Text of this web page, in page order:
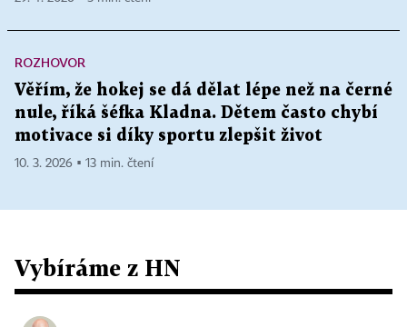
ROZHOVOR
Věřím, že hokej se dá dělat lépe než na černé
nule, říká šéfka Kladna. Dětem často chybí
motivace si díky sportu zlepšit život
10. 3. 2026 ▪ 13 min. čtení
Vybíráme z HN